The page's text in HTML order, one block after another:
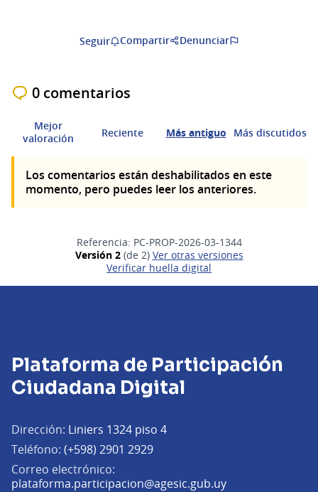
Seguir Compartir Denunciar
0 comentarios
Mejor
valoración
Reciente Más antiguo Más discutidos
Los comentarios están deshabilitados en este
momento, pero puedes leer los anteriores.
Referencia: PC-PROP-2026-03-1344
Versión 2(de 2)
ver otras versiones
Verificar huella digital
Plataforma de Participación
Ciudadana Digital
Dirección: Liniers 1324 piso 4
Teléfono: (+598) 2901 2929
Correo electrónico:
plataforma.participacion@agesic.gub.uy(Abrir en una